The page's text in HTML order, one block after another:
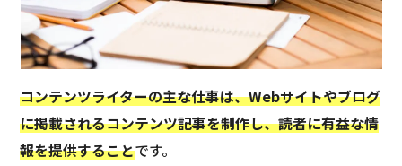
コンテンツライターの主な仕事は、Webサイトやブログ
に掲載されるコンテンツ記事を制作し、読者に有益な情
報を提供することです。